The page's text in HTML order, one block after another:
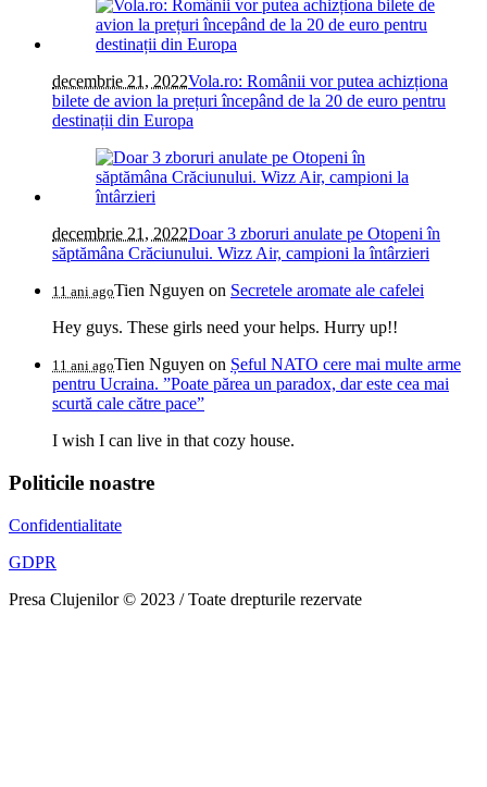
decembrie 21, 2022Vola.ro: Românii vor putea achizționa
bilete de avion la prețuri începând de la 20 de euro pentru
destinații din Europa
decembrie 21, 2022Doar 3 zboruri anulate pe Otopeni în
săptămâna Crăciunului. Wizz Air, campioni la întârzieri
11 ani agoTien Nguyen on Secretele aromate ale cafelei
Hey guys. These girls need your helps. Hurry up!!
11 ani agoTien Nguyen on Șeful NATO cere mai multe arme
pentru Ucraina. ”Poate părea un paradox, dar este cea mai
scurtă cale către pace”
I wish I can live in that cozy house.
Politicile noastre
Confidentialitate
GDPR
Presa Clujenilor © 2023 / Toate drepturile rezervate